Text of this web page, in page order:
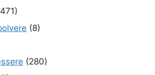
(8)
(280)